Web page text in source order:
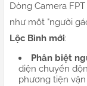
Dòng Camera
như một "người
Lộc Bình mới:
Phân biệt
diện chuyển
phương tiện